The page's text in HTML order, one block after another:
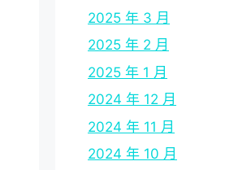
2025 年 3 月
2025 年 2 月
2025 年 1 月
2024 年 12 月
2024 年 11 月
2024 年 10 月